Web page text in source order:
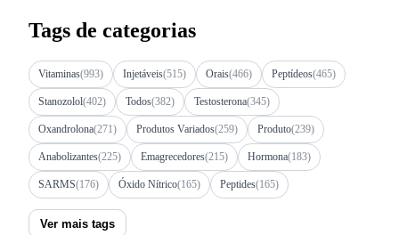
Tags de categorias
Vitaminas(993) Injetáveis(515) Orais(466) Peptídeos(465)
Stanozolol(402) Todos(382) Testosterona(345)
Oxandrolona(271) Produtos Variados(259) Produto(239)
Anabolizantes(225) Emagrecedores(215) Hormona(183)
SARMS(176) Óxido Nítrico(165) Peptides(165)
Ver mais tags